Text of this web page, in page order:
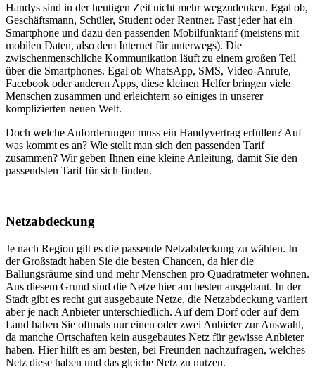
Handys sind in der heutigen Zeit nicht mehr wegzudenken. Egal ob,
Geschäftsmann, Schüler, Student oder Rentner. Fast jeder hat ein
Smartphone und dazu den passenden Mobilfunktarif (meistens mit
mobilen Daten, also dem Internet für unterwegs). Die
zwischenmenschliche Kommunikation läuft zu einem großen Teil
über die Smartphones. Egal ob WhatsApp, SMS, Video-Anrufe,
Facebook oder anderen Apps, diese kleinen Helfer bringen viele
Menschen zusammen und erleichtern so einiges in unserer
komplizierten neuen Welt.
Doch welche Anforderungen muss ein Handyvertrag erfüllen? Auf
was kommt es an? Wie stellt man sich den passenden Tarif
zusammen? Wir geben Ihnen eine kleine Anleitung, damit Sie den
passendsten Tarif für sich finden.
Netzabdeckung
Je nach Region gilt es die passende Netzabdeckung zu wählen. In
der Großstadt haben Sie die besten Chancen, da hier die
Ballungsräume sind und mehr Menschen pro Quadratmeter wohnen.
Aus diesem Grund sind die Netze hier am besten ausgebaut. In der
Stadt gibt es recht gut ausgebaute Netze, die Netzabdeckung variiert
aber je nach Anbieter unterschiedlich. Auf dem Dorf oder auf dem
Land haben Sie oftmals nur einen oder zwei Anbieter zur Auswahl,
da manche Ortschaften kein ausgebautes Netz für gewisse Anbieter
haben. Hier hilft es am besten, bei Freunden nachzufragen, welches
Netz diese haben und das gleiche Netz zu nutzen.